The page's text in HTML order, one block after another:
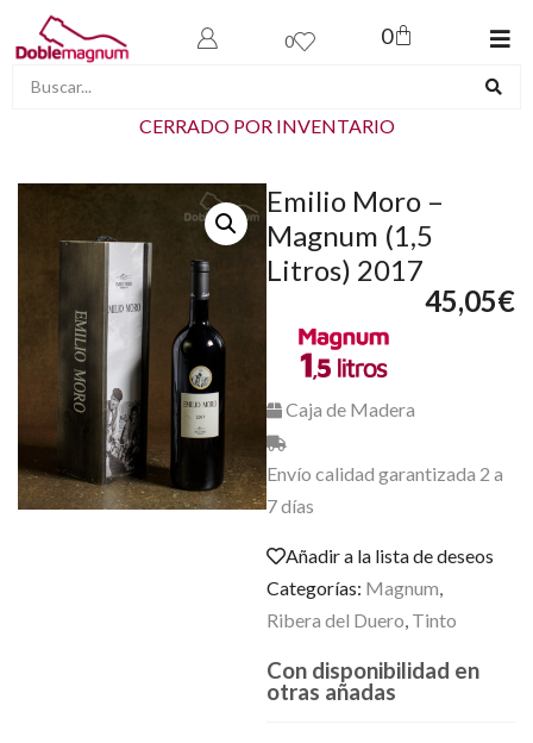
0 0
CERRADO POR INVENTARIO
Emilio Moro –
Magnum (1,5
Litros) 2017
45,05€
Caja de Madera
Envío calidad garantizada 2 a
7 días
Añadir a la lista de deseos
Categorías: Magnum,
Ribera del Duero, Tinto
Con disponibilidad en
otras añadas